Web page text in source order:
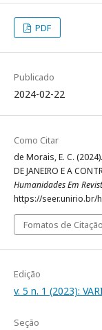
PDF
Publicado
2024-02-22
Como Citar
de Morais, E. C.
DE JANEIRO E A
Humanidades Em
https://seer.unirio.br/
Fomatos de Citação
Edição
v. 5 n. 1 (2023):
Seção